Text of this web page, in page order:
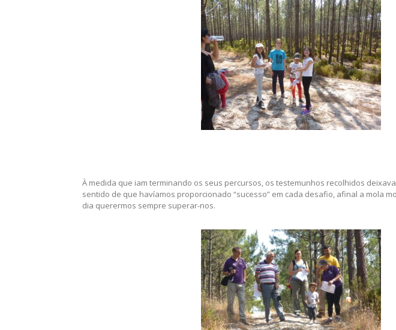
À medida que iam terminando os seus percursos, os testemunhos recolhidos
sentido de que havíamos proporcionado “sucesso” em cada desafio, afinal a mola
dia querermos sempre superar-nos.